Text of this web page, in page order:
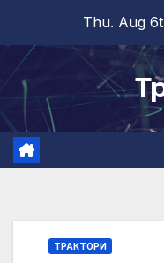
content
Thu. Aug
ТРАКТОРИ